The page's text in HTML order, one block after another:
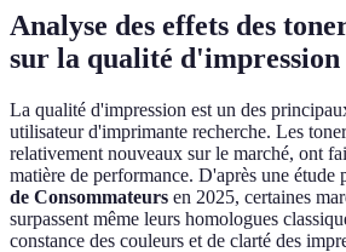
Analyse des effets des
sur la qualité d'impression
La qualité d'impression est un des
utilisateur d'imprimante recherche. Les
relativement nouveaux sur le marché, ont
matière de performance. D'après une étude
de Consommateurs en 2025, certaines
surpassent même leurs homologues
constance des couleurs et de clarté des